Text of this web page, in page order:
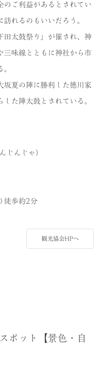
のご利益があるとされてい
れるのもいいだろう。
太鼓祭り」が催され、神
三味線とともに神社から市
坂夏の陣に勝利した徳川家
た陣太鼓とされている。
じんじゃ）
徒歩約2分
観光協会HPへ
ポット【景色・自